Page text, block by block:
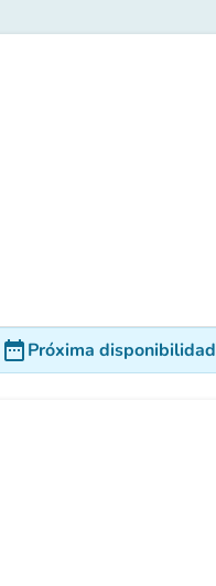
date_rangePróxima disponibilidad